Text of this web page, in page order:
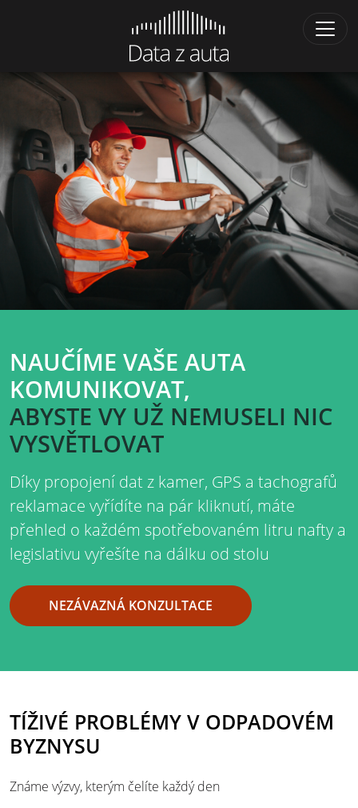
NAUČÍME VAŠE AUTA
KOMUNIKOVAT,
ABYSTE VY UŽ NEMUSELI NIC
VYSVĚTLOVAT
Díky propojení dat z kamer, GPS a tachografů
reklamace vyřídíte na pár kliknutí, máte
přehled o každém spotřebovaném litru nafty a
legislativu vyřešíte na dálku od stolu
NEZÁVAZNÁ KONZULTACE
TÍŽIVÉ PROBLÉMY V ODPADOVÉM
BYZNYSU
Známe výzvy, kterým čelíte každý den